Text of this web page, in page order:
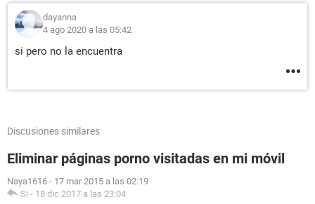
dayanna
4 ago 2020 a las 05:42
si pero no la encuentra
Discusiones similares
Eliminar páginas porno visitadas en mi móvil
Naya1616 - 17 mar 2015 a las 02:19
Si - 18 dic 2017 a las 23:04